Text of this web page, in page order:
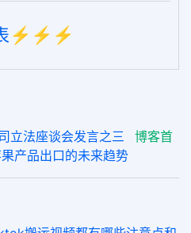
⚡️⚡️⚡️
立法座谈会发言之三
博客首
产品出口的未来趋势